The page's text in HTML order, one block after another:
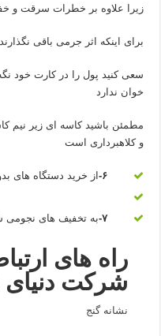
زیرا علاوه بر خطرات سرقت و
برای اینکه اثر جرمی باقی
سعی کنید پول را در کارت خود
خوان ندارد
مطمئن باشید کاسه ای زیر نیم
و کلاهبرداری است
۶- از خرید دستگاه های
۷- به تخفیف های نجومی
راه های
شرکت دنیای
نشانه گنج